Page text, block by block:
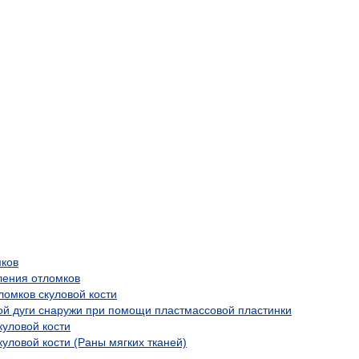
отломков
скуловой кости
дуги снаружи при помощи пластмассовой пластинки
кости
кости (Раны мягких тканей)